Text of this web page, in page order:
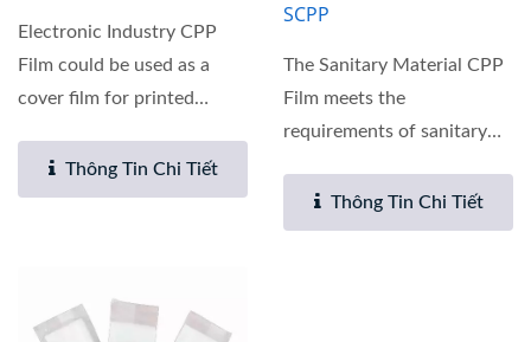
Electronic Industry CPP
Film could be used as a
cover film for printed
Thông Tin Chi Tiết
SCPP
The Sanitary Material CPP
Film meets the
requirements of sanitary
widely...Thông Tin Chi Tiết